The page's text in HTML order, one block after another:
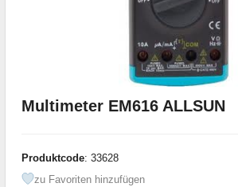
Multimeter EM616 ALLSUN
Produktcode: 33628
zu Favoriten hinzufügen